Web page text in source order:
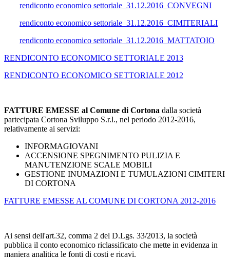
rendiconto economico settoriale_31.12.2016_CONVEGNI
rendiconto economico settoriale_31.12.2016_CIMITERIALI
rendiconto economico settoriale_31.12.2016_MATTATOIO
RENDICONTO ECONOMICO SETTORIALE 2013
RENDICONTO ECONOMICO SETTORIALE 2012
FATTURE EMESSE al Comune di Cortona dalla società
partecipata Cortona Sviluppo S.r.l., nel periodo 2012-2016,
relativamente ai servizi:
INFORMAGIOVANI
ACCENSIONE SPEGNIMENTO PULIZIA E
MANUTENZIONE SCALE MOBILI
GESTIONE INUMAZIONI E TUMULAZIONI CIMITERI
DI CORTONA
FATTURE EMESSE AL COMUNE DI CORTONA 2012-2016
Ai sensi dell'art.32, comma 2 del D.Lgs. 33/2013, la società
pubblica il conto economico riclassificato che mette in evidenza in
maniera analitica le fonti di costi e ricavi.